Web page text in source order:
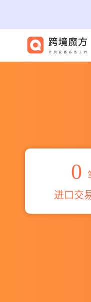
0
进口交